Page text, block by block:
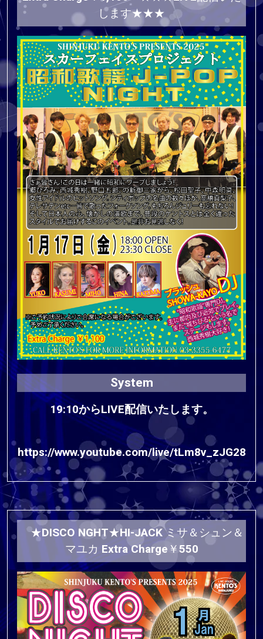
します★★★
System
19:10からLIVE配信いたします。
https://www.youtube.com/live/tLm8v_zJG28
★DISCO NGHT★HI-JACK ミサ＆シュン＆
マユカ Extra Charge￥550